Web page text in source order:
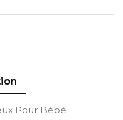
Pour Bébé